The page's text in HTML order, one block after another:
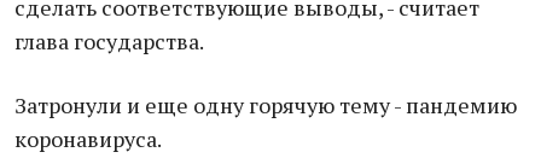
сделать соответствующие выводы, - считает
глава государства.
Затронули и еще одну горячую тему - пандемию
коронавируса.